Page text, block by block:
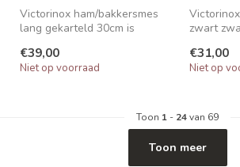
Victorinox ham/bakkersmes
lang gekarteld 30cm is
st...
€39,00
Niet op voorraad
zwart
€31,00
Niet op
Toon 1 - 24van 69
Toon meer